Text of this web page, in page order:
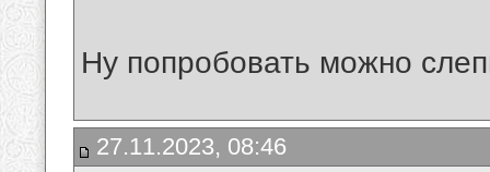
Ну попробовать можно
27.11.2023, 08:46